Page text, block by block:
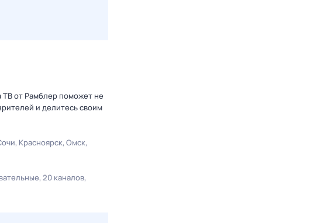
ТВ от Рамблер поможет не
и делитесь своим
Красноярск Омск
20 каналов